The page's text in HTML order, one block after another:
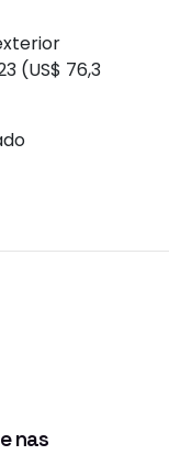
(US$ 76,3
nas